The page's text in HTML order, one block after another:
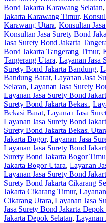
Bond Jakarta Karawang Selatan,
Jakarta Karawang Timur,
Karawang Utara, Konsultan
Konsultan Jasa Surety Bond
Jasa Surety Bond Jakarta
Bond Jakarta Tangerang Timur,
Tangerang Utara, Layanan Jasa
Surety Bond Jakarta Bandung,
Bandung Barat, Layanan Jasa
Selatan, Layanan Jasa Surety
Layanan Jasa Surety Bond
Surety Bond Jakarta Bekasi,
Bekasi Barat, Layanan Jasa
Layanan Jasa Surety Bond
Surety Bond Jakarta Bekasi
Jakarta Bogor, Layanan Jasa
Layanan Jasa Surety Bond
Surety Bond Jakarta Bogor
Jakarta Bogor Utara, Layanan
Layanan Jasa Surety Bond
Surety Bond Jakarta Cikarang
Jakarta Cikarang Timur,
Cikarang Utara, Layanan Jasa
Jasa Surety Bond Jakarta Depok
Jakarta Depok Selatan, Layanan